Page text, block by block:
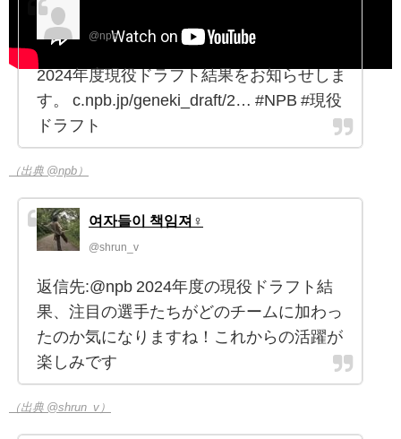
@npb
2024年度現役ドラフト結果をお知らせしま
す。 c.npb.jp/geneki_draft/2… #NPB #現役
ドラフト
（出典 @npb）
여자들이 책임져♀️
@shrun_v
返信先:@npb 2024年度の現役ドラフト結
果、注目の選手たちがどのチームに加わっ
たのか気になりますね！これからの活躍が
楽しみです
（出典 @shrun_v）